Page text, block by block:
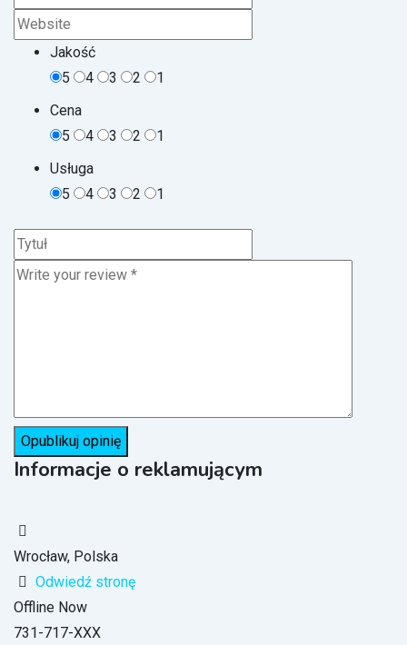
Jakość
5
4 3 2
1
Cena
5
4 3 2
1
Usługa
5
4 3 2 1
Informacje o reklamującym
Wrocław, Polska
Odwiedź stronę
Offline Now
731-717-XXX